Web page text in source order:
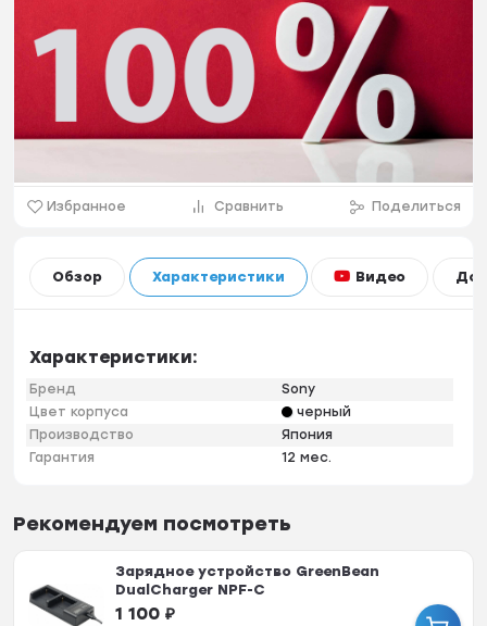
Избранное Сравнить Поделиться
Обзор Характеристики Видео
Характеристики:
Бренд
Sony
Цвет корпуса
черный
Производство
Япония
Гарантия
12 мес.
Рекомендуем посмотреть
Зарядное устройство GreenBean
DualCharger NPF-C
1 100 ₽